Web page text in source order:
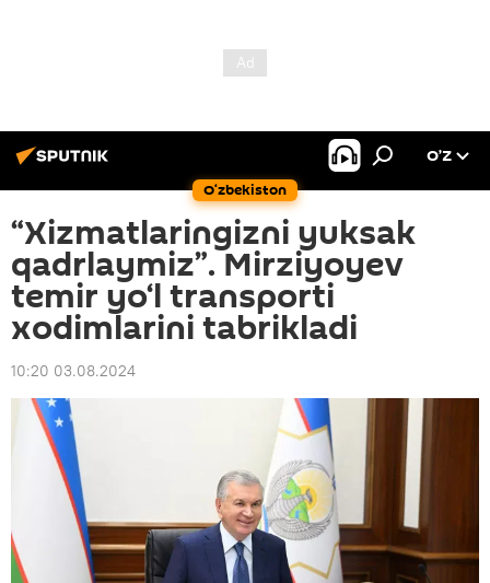
O‘zbekiston
O’Z
“Xizmatlaringizni yuksak
qadrlaymiz”. Mirziyoyev
temir yo‘l transporti
xodimlarini tabrikladi
10:20 03.08.2024